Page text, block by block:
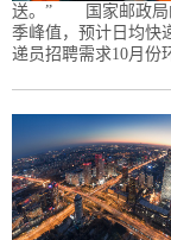
送。” 国家邮政局
季峰值，预计日均快
递员招聘需求10月份